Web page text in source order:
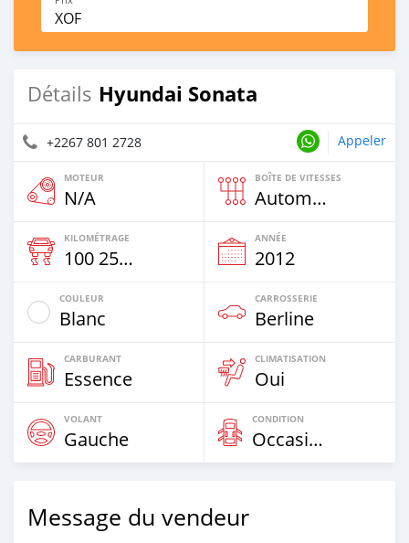
XOF
Détails Hyundai Sonata
+2267 801 2728 Appeler
MOTEUR
N/A
BOÎTE DE VITESSES
Automatique
KILOMÉTRAGE
100 255 Km
ANNÉE
2012
COULEUR
Blanc
CARROSSERIE
Berline
CARBURANT
Essence
CLIMATISATION
Oui
VOLANT
Gauche
CONDITION
Occasion
Message du vendeur